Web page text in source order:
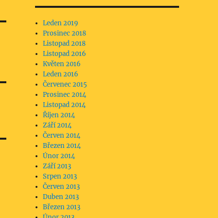
Leden 2019
Prosinec 2018
Listopad 2018
Listopad 2016
Květen 2016
Leden 2016
Červenec 2015
Prosinec 2014
Listopad 2014
Říjen 2014
Září 2014
Červen 2014
Březen 2014
Únor 2014
Září 2013
Srpen 2013
Červen 2013
Duben 2013
Březen 2013